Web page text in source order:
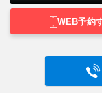
WEB予約